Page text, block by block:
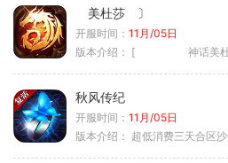
美杜莎 〕
开服时间： 11月/05日
版本介绍： [ 神话美
秋风传纪
开服时间： 11月/05日
版本介绍： 超低消费三天合区